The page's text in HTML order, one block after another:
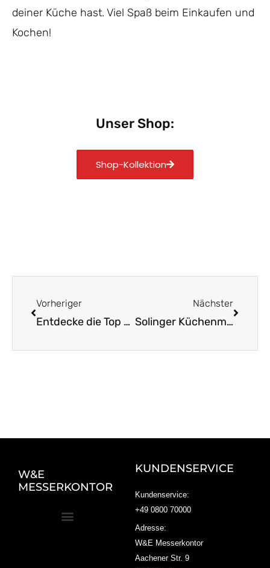
deiner Küche hast. Viel Spaß beim Einkaufen und
Kochen!
Unser Shop:
Shop-Kollektion
Vorheriger
Entdecke die Top Küchenmesser aus Solingen im Vergleich
Nächster
Solinger Küchenmesser: Tradition trifft auf Innovation
W&E
MESSERKONTOR
KUNDENSERVICE
Kundenservice:
+49 0800 70000
Adresse:
W&E Messerkontor
Aachener Str. 9